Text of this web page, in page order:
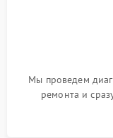
Мы проведем
ремонта и